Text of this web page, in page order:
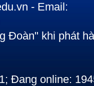
- Email:
Đoàn" khi phát
Đang online: